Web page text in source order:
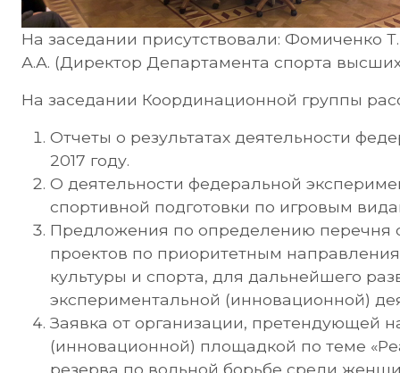
На заседании присутствовали: Фомиченко
А.А. (Директор Департамента спорта
На заседании Координационной группы
Отчеты о результатах деятельности
2017 году.
О деятельности федеральной
спортивной подготовки по игровым
Предложения по определению перечня
проектов по приоритетным
культуры и спорта, для дальнейшего
экспериментальной (инновационной)
Заявка от организации, претендующей
(инновационной) площадкой по теме
резерва по вольной борьбе среди